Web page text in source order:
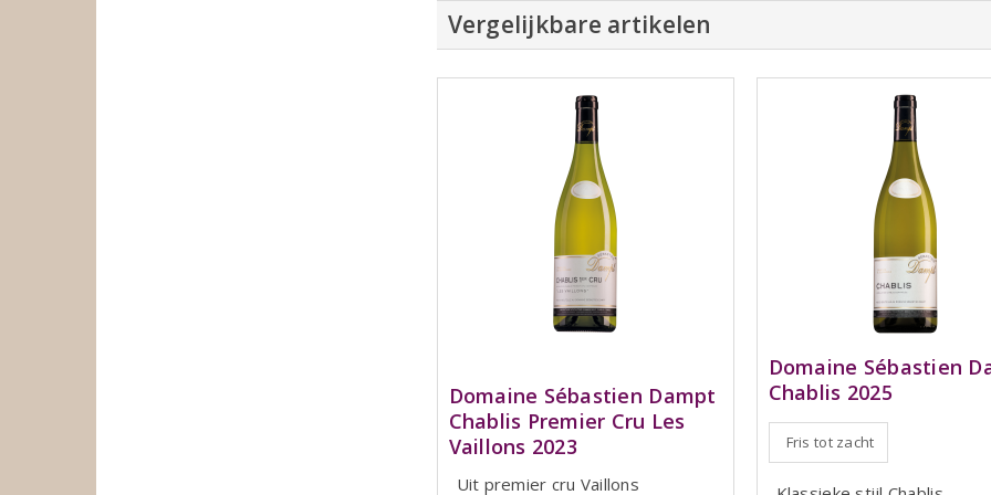
Vergelijkbare artikelen
Domaine Sébastien Dampt
Chablis Premier Cru Les
Vaillons 2023
Uit premier cru Vaillons
Domaine Sébastien
Chablis 2025
Fris tot zacht